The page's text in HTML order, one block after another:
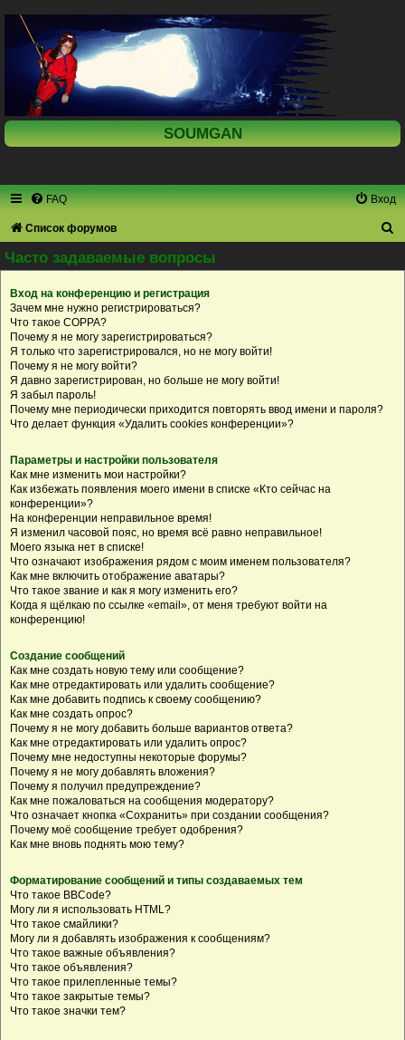
SOUMGAN
FAQ Вход
Список форумов
и
Часто задаваемые вопросы
Вход на конференцию и регистрация
Зачем мне нужно регистрироваться?
Что такое COPPA?
Почему я не могу зарегистрироваться?
Я только что зарегистрировался, но не могу войти!
Почему я не могу войти?
Я давно зарегистрирован, но больше не могу войти!
Я забыл пароль!
Почему мне периодически приходится повторять ввод имени и пароля?
Что делает функция «Удалить cookies конференции»?
Параметры и настройки пользователя
Как мне изменить мои настройки?
Как избежать появления моего имени в списке «Кто сейчас на
конференции»?
На конференции неправильное время!
Я изменил часовой пояс, но время всё равно неправильное!
Моего языка нет в списке!
Что означают изображения рядом с моим именем пользователя?
Как мне включить отображение аватары?
Что такое звание и как я могу изменить его?
Когда я щёлкаю по ссылке «email», от меня требуют войти на
конференцию!
Создание сообщений
Как мне создать новую тему или сообщение?
Как мне отредактировать или удалить сообщение?
Как мне добавить подпись к своему сообщению?
Как мне создать опрос?
Почему я не могу добавить больше вариантов ответа?
Как мне отредактировать или удалить опрос?
Почему мне недоступны некоторые форумы?
Почему я не могу добавлять вложения?
Почему я получил предупреждение?
Как мне пожаловаться на сообщения модератору?
Что означает кнопка «Сохранить» при создании сообщения?
Почему моё сообщение требует одобрения?
Как мне вновь поднять мою тему?
Форматирование сообщений и типы создаваемых тем
Что такое BBCode?
Могу ли я использовать HTML?
Что такое смайлики?
Могу ли я добавлять изображения к сообщениям?
Что такое важные объявления?
Что такое объявления?
Что такое прилепленные темы?
Что такое закрытые темы?
Что такое значки тем?